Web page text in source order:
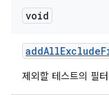
void
addAllExclude
제외할 테스트의 필터